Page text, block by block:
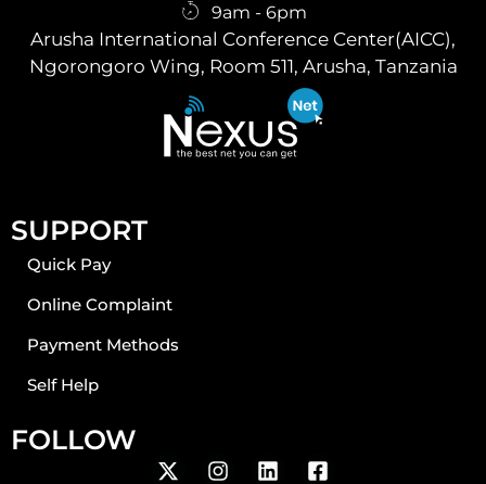
9am - 6pm
Arusha International Conference Center(AICC),
Ngorongoro Wing, Room 511, Arusha, Tanzania
SUPPORT
Quick Pay
Online Complaint
Payment Methods
Self Help
FOLLOW